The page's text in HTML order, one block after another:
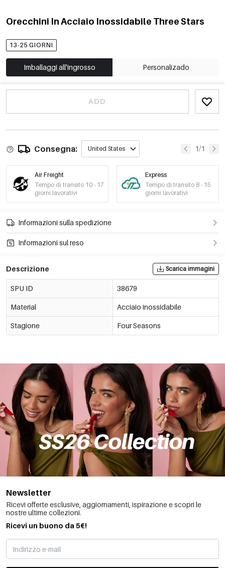
Orecchini In Acciaio Inossidabile Three Stars
13-25 GIORNI
Imballaggi all'ingrosso Personalizado
ADD
Consegna: United States 1/1
Air Freight
Tempo di transito 10 - 17
giorni lavorativi
Express
Tempo di transito 8 - 15
giorni lavorativi
Informazioni sulla spedizione
Informazioni sul reso
Descrizione Scarica immagini
SPU ID 38679
Material Acciaio inossidabile
Stagione Four Seasons
Newsletter
Ricevi offerte esclusive, aggiornamenti, ispirazione e scopri le
nostre ultime collezioni.
Ricevi un buono da 5€!